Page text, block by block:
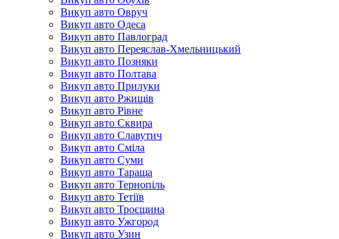
Викуп авто Овруч
Викуп авто Одеса
Викуп авто Павлоград
Викуп авто Переяслав-Хмельницький
Викуп авто Позняки
Викуп авто Полтава
Викуп авто Прилуки
Викуп авто Ржищів
Викуп авто Рівне
Викуп авто Сквира
Викуп авто Славутич
Викуп авто Сміла
Викуп авто Суми
Викуп авто Тараща
Викуп авто Тернопіль
Викуп авто Тетіїв
Викуп авто Троєщина
Викуп авто Ужгород
Викуп авто Узин